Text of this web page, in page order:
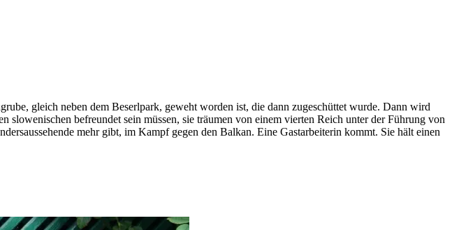
gleich neben dem Beserlpark, geweht worden ist, die dann zugeschüttet wurde. Dann wird
befreundet sein müssen, sie träumen von einem vierten Reich unter der Führung von
mehr gibt, im Kampf gegen den Balkan. Eine Gastarbeiterin kommt. Sie hält einen